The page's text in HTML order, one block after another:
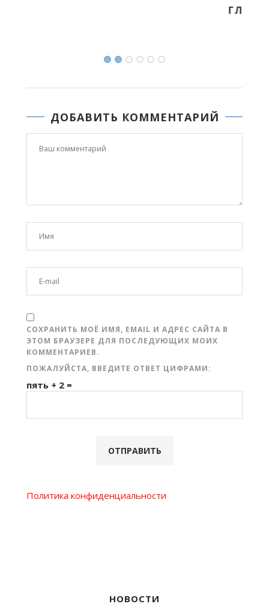
ГЛАВА ЯКУТИИ СООБЩИЛ О ПЕРВЫХ
ДОБАВИТЬ КОММЕНТАРИЙ
СОХРАНИТЬ МОЁ ИМЯ, EMAIL И АДРЕС САЙТА В
ЭТОМ БРАУЗЕРЕ ДЛЯ ПОСЛЕДУЮЩИХ МОИХ
КОММЕНТАРИЕВ.
ПОЖАЛУЙСТА, ВВЕДИТЕ ОТВЕТ ЦИФРАМИ:
пять + 2 =
Политика конфиденциальности
НОВОСТИ